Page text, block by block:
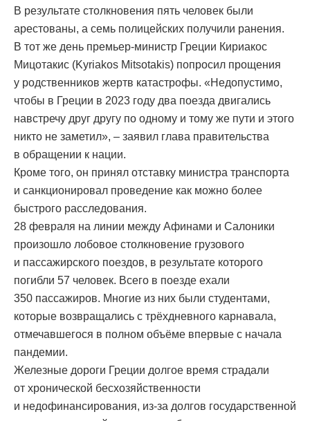
В результате столкновения пять человек были
арестованы, а семь полицейских получили ранения.
В тот же день премьер-министр Греции Кириакос
Мицотакис (Kyriakos Mitsotakis) попросил прощения
у родственников жертв катастрофы. «Недопустимо,
чтобы в Греции в 2023 году два поезда двигались
навстречу друг другу по одному и тому же пути и этого
никто не заметил», – заявил глава правительства
в обращении к нации.
Кроме того, он принял отставку министра транспорта
и санкционировал проведение как можно более
быстрого расследования.
28 февраля на линии между Афинами и Салоники
произошло лобовое столкновение грузового
и пассажирского поездов, в результате которого
погибли 57 человек. Всего в поезде ехали
350 пассажиров. Многие из них были студентами,
которые возвращались с трёхдневного карнавала,
отмечавшегося в полном объёме впервые с начала
пандемии.
Железные дороги Греции долгое время страдали
от хронической бесхозяйственности
и недофинансирования, из-за долгов государственной